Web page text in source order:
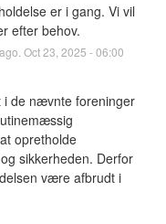
er i gang. Vi vil
efter behov.
Oct23 2025 -06:00
i de nævnte foreninger
opretholde
sikkerheden. Derfor
være afbrudt i